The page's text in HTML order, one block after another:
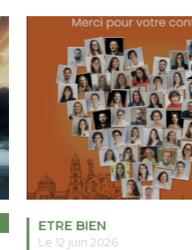
ETRE BIEN
Le 12 juin 2026